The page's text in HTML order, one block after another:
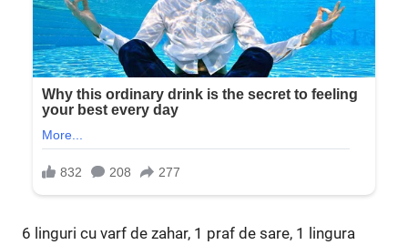
6 linguri cu varf de zahar, 1 praf de sare, 1 lingura